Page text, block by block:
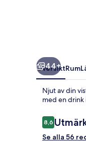
44+
ÖversiktRum
Njut av din
med en drink
8,68,6 av 10,
Se alla 56